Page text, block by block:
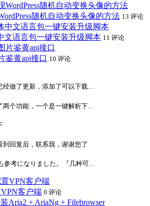
随机自动变换头像的方法 13 评论
文语言包一键安装升级脚本 11 评论
鉴黄api接口 10 评论
经做了更新，添加了可以下载…
两个功能，一个是一键解析下…
到回复后，联系我，谢谢您了
参考になりました。『几种可…
VPN客户端 0 评论